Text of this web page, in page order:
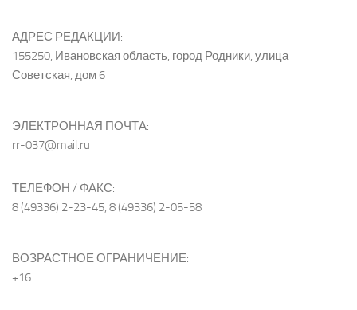
АДРЕС РЕДАКЦИИ:
155250, Ивановская область, город Родники, улица
Советская, дом 6
ЭЛЕКТРОННАЯ ПОЧТА:
rr-037@mail.ru
ТЕЛЕФОН / ФАКС:
8 (49336) 2-23-45, 8 (49336) 2-05-58
ВОЗРАСТНОЕ ОГРАНИЧЕНИЕ:
+16